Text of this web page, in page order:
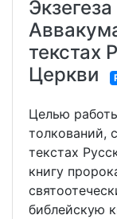
текстах
Церкви
Целью
толкований,
текстах
книгу
библейскую